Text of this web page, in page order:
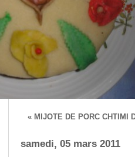
« MIJOTE DE PORC CHTIMI
samedi, 05 mars 2011